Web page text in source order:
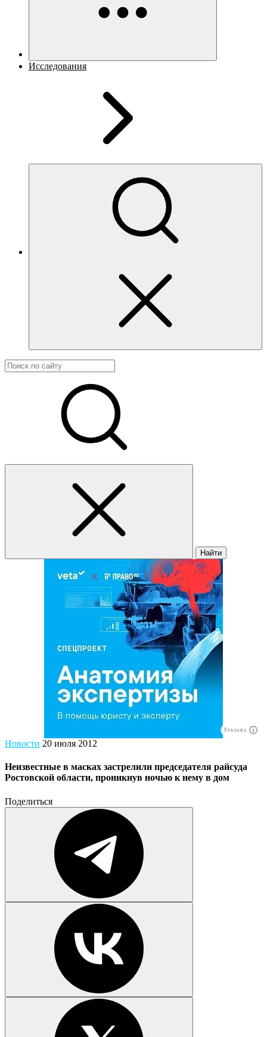
Исследования
Найти
Реклама
Новости 20 июля 2012
Неизвестные в масках застрелили председателя райсуда
Ростовской области, проникнув ночью к нему в дом
Поделиться